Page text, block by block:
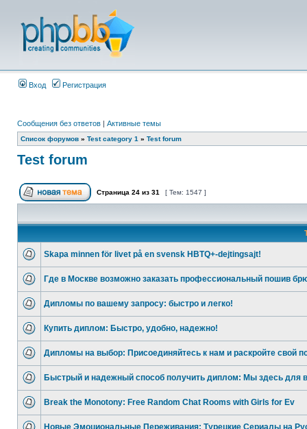
Вход Регистрация
Сообщения без ответов | Активные темы
Список форумов » Test category 1 » Test forum
Test forum
Страница 24 из 31 [ Тем: 1547 ]
Skapa minnen för livet på en svensk HBTQ+-dejtingsajt!
Где в Москве возможно заказать профессиональный пошив
Дипломы по вашему запросу: быстро и легко!
Купить диплом: Быстро, удобно, надежно!
Дипломы на выбор: Присоединяйтесь к нам и раскройте свой
Быстрый и надежный способ получить диплом: Мы здесь для
Break the Monotony: Free Random Chat Rooms with Girls for Ev
Новые Эмоциональные Переживания: Турецкие Сериалы на